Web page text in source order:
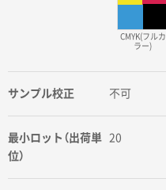
CMYK(フルカ
ラー)
サンプル校正 不可
最小ロット（出荷単
位）
20